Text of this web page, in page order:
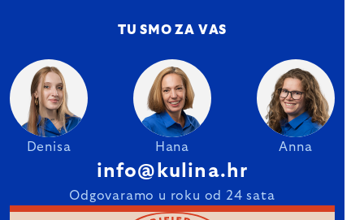
TU SMO ZA VAS
Denisa Hana Anna
info@kulina.hr
Odgovaramo u roku od 24 sata